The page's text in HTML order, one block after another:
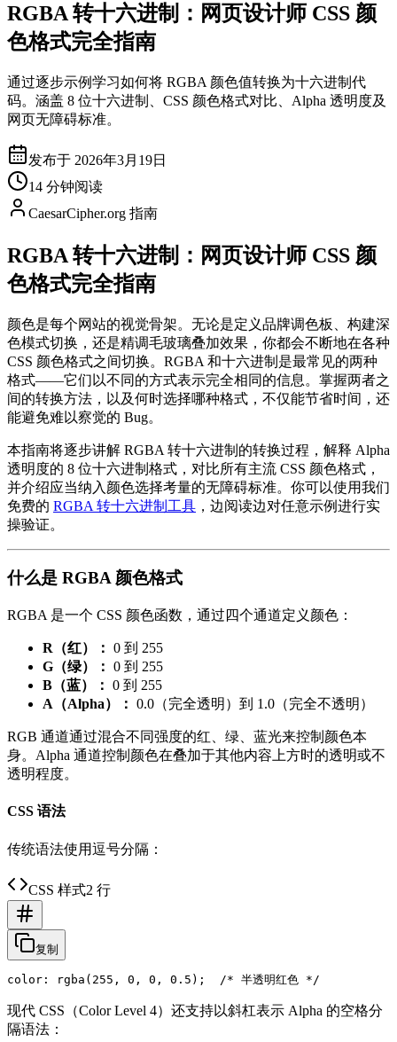
RGBA 转十六进制：网页设计师 CSS 颜
色格式完全指南
通过逐步示例学习如何将 RGBA 颜色值转换为十六进制代
码。涵盖 8 位十六进制、CSS 颜色格式对比、Alpha 透明度及
网页无障碍标准。
发布于 2026年3月19日
14 分钟阅读
CaesarCipher.org 指南
RGBA 转十六进制：网页设计师 CSS 颜
色格式完全指南
颜色是每个网站的视觉骨架。无论是定义品牌调色板、构建深
色模式切换，还是精调毛玻璃叠加效果，你都会不断地在各种
CSS 颜色格式之间切换。RGBA 和十六进制是最常见的两种
格式——它们以不同的方式表示完全相同的信息。掌握两者之
间的转换方法，以及何时选择哪种格式，不仅能节省时间，还
能避免难以察觉的 Bug。
本指南将逐步讲解 RGBA 转十六进制的转换过程，解释 Alpha
透明度的 8 位十六进制格式，对比所有主流 CSS 颜色格式，
并介绍应当纳入颜色选择考量的无障碍标准。你可以使用我们
免费的 RGBA 转十六进制工具 ，边阅读边对任意示例进行实
操验证。
什么是 RGBA 颜色格式
RGBA 是一个 CSS 颜色函数，通过四个通道定义颜色：
R（红）： 0 到 255
G（绿）： 0 到 255
B（蓝）： 0 到 255
A（Alpha）： 0.0（完全透明）到 1.0（完全不透明）
RGB 通道通过混合不同强度的红、绿、蓝光来控制颜色本
身。Alpha 通道控制颜色在叠加于其他内容上方时的透明或不
透明程度。
CSS 语法
传统语法使用逗号分隔：
CSS 样式2 行
复制
现代 CSS（Color Level 4）还支持以斜杠表示 Alpha 的空格分
隔语法：